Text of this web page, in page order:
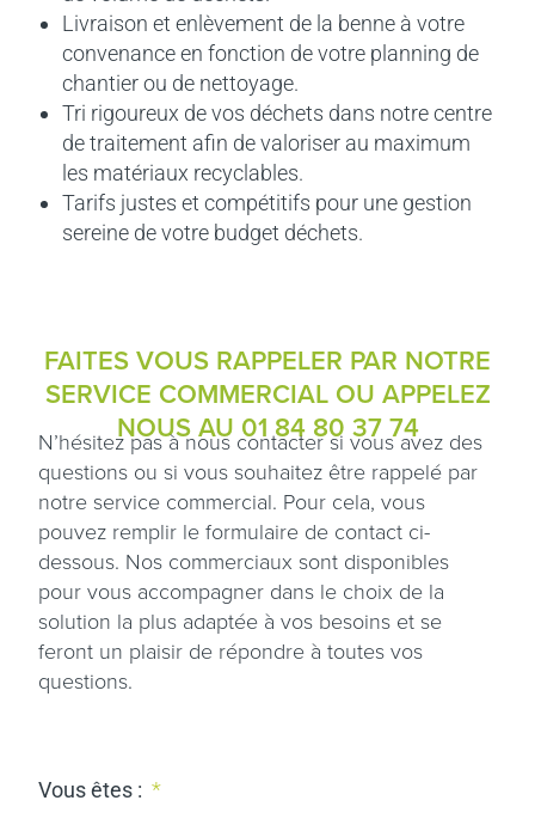
Livraison et enlèvement de la benne à votre
convenance en fonction de votre planning de
chantier ou de nettoyage.
Tri rigoureux de vos déchets dans notre centre
de traitement afin de valoriser au maximum
les matériaux recyclables.
Tarifs justes et compétitifs pour une gestion
sereine de votre budget déchets.
FAITES VOUS RAPPELER PAR NOTRE
SERVICE COMMERCIAL OU APPELEZ
NOUS AU 01 84 80 37 74
N’hésitez pas à nous contacter si vous avez des
questions ou si vous souhaitez être rappelé par
notre service commercial. Pour cela, vous
pouvez remplir le formulaire de contact ci-
dessous. Nos commerciaux sont disponibles
pour vous accompagner dans le choix de la
solution la plus adaptée à vos besoins et se
feront un plaisir de répondre à toutes vos
questions.
Vous êtes : *